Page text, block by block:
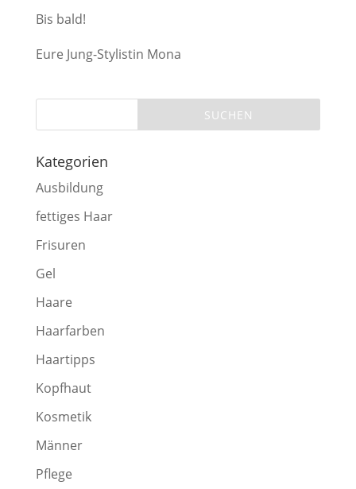
Bis bald!
Eure Jung-Stylistin Mona
Kategorien
Ausbildung
fettiges Haar
Frisuren
Gel
Haare
Haarfarben
Haartipps
Kopfhaut
Kosmetik
Männer
Pflege